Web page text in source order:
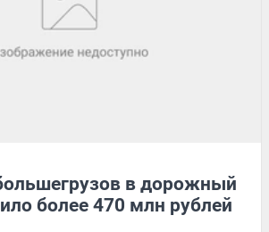
в дорожный
более 470 млн рублей